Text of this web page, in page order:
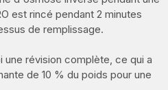
est rincé pendant 2 minutes
de remplissage.
une révision complète, ce qui a
de 10 % du poids pour une